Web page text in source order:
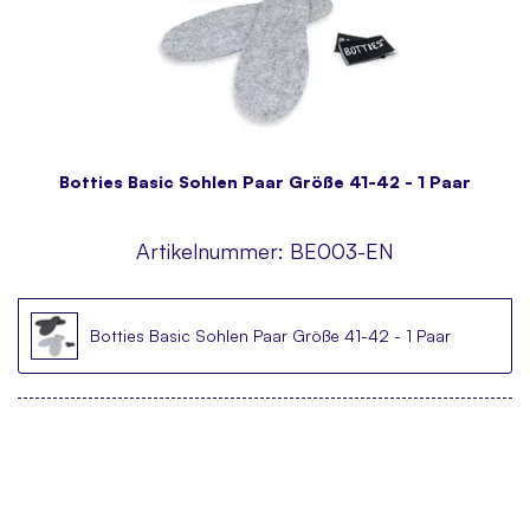
Botties Basic Sohlen Paar Größe 41-42 - 1 Paar
Artikelnummer: BE003-EN
Botties Basic Sohlen Paar Größe 41-42 - 1 Paar